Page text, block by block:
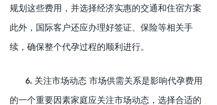
规划这些费用，并选择经济实惠的交通和住宿方案
此外，国际客户还应办理好签证、保险等相关手
续，确保整个代孕过程的顺利进行。
6. 关注市场动态 市场供需关系是影响代孕费用
的一个重要因素家庭应关注市场动态，选择合适的